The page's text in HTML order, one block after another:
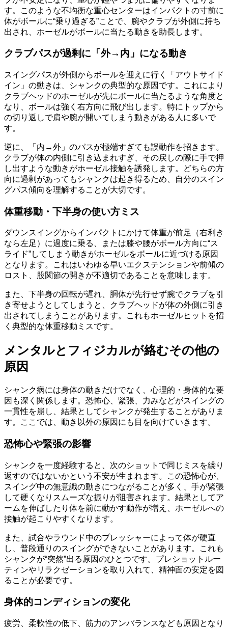
す。このような不均衡な重心センターはインパクトの寸前に
体がボールに“乗り過ぎる”ことで、腕やクラブが外側に持ち
出され、ホーゼルがボールに当たる動きを助長します。
クラブパスが過剰に「外→内」になる動き
スイングパスが外側からボールを迎えに行く「アウトサイド
イン」の動きは、シャンクの典型的な原因です。これにより
クラブヘッドのホーゼルが先にボールに当たるような角度と
なり、ボールは強く右方向に飛び出します。特にトップから
の切り返しで肩や腕が開いてしまう動きがある人に多いで
す。
逆に、「内→外」のパスが極端すぎても誤動作を招きます。
クラブが体の内側に引き込まれすぎ、その戻しの際に手で押
し出すような動きがホーゼル接触を誘発します。どちらの方
向に過剰があってもシャンクは起き得るため、自分のスイン
グパス傾向を理解することが大切です。
体重移動・下半身の使い方ミス
ダウンスイングからインパクトにかけて体重が前足（右利き
なら左足）に過度に乗る、または膝や腰がボール方向に“ス
ライド”してしまう動きがホーゼルをボールに近づける原因
となります。これはいわゆる早いエクステンションや前傾の
ロスト、股関節の開きが不適切であることを意味します。
また、下半身の回転が遅れ、胴体が先行せず腕でクラブを引
き寄せようとしてしまうと、クラブヘッドが体の外側に引き
出されてしまうことがあります。これもホーゼルヒットを招
く典型的な体重移動ミスです。
メンタルとフィジカルが絡むその他の
原因
シャンク病には身体の動きだけでなく、心理的・身体的な要
因も深く関係します。恐怖心、緊張、力みなどがスイングの
一貫性を崩し、結果としてシャンクが発生することがありま
す。ここでは、動き以外の原因にも目を向けていきます。
恐怖心や緊張の影響
シャンクを一度経験すると、次のショットで同じミスを繰り
返すのではないかという不安が生まれます。この恐怖心が、
スイング中の無意識の動きにつながることが多く、手が緊張
して硬くなりスムーズな振りが阻害されます。結果としてア
ームを伸ばしたり体を前に動かす動作が増え、ホーゼルへの
接触が起こりやすくなります。
また、試合やラウンド中のプレッシャーによって体が硬直
し、普段通りのスイングができないことがあります。これも
シャンクが“突然”出る原因のひとつです。プレショットルー
ティンやリラクゼーションを取り入れて、精神面の安定を図
ることが必要です。
身体的コンディションの変化
疲労、柔軟性の低下、筋力のアンバランスなども原因となり